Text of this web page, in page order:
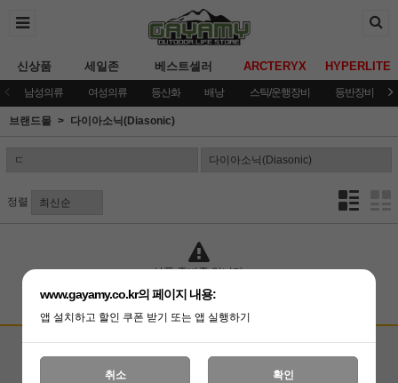
신상품 세일존 베스트셀러 ARCTERYX HYPERLITE
남성의류 여성의류 등산화 배낭 스틱/운행장비 등반장비
브랜드몰 다이아소닉(Diasonic)
정렬
상품 준비중 입니다.
고객상담센터
온라인 : 02-3409-0337
입금계좌안내
국민은행 051001-04-100255
www.gayamy.co.kr의 페이지 내용:
앱 설치하고 할인 쿠폰 받기 또는 앱 실행하기
취소 확인